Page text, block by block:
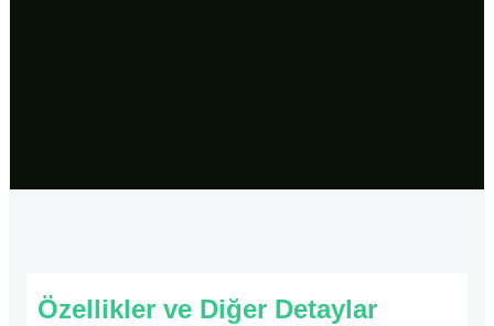
Özellikler ve Diğer Detaylar